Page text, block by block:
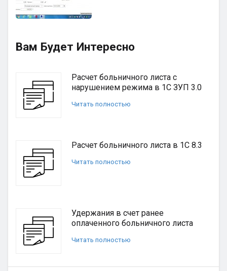
Вам Будет Интересно
Расчет больничного листа с
нарушением режима в 1С ЗУП 3.0
Читать полностью
Расчет больничного листа в 1С 8.3
Читать полностью
Удержания в счет ранее
оплаченного больничного листа
Читать полностью